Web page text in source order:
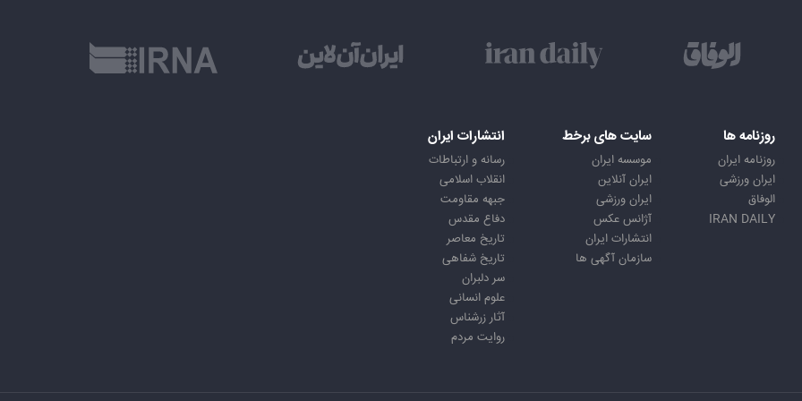
روزنامه ها
روزنامه ایران
ایران ورزشی
الوفاق
IRAN DAILY
سایت های برخط
موسسه ایران
ایران آنلاین
ایران ورزشی
آژانس عکس
انتشارات ایران
سازمان آگهی ها
انتشارات ایران
رسانه و ارتباطات
انقلاب اسلامی
جبهه مقاومت
دفاع مقدس
تاریخ معاصر
تاریخ شفاهی
سر دلبران
علوم انسانی
آثار زرشناس
روایت مردم